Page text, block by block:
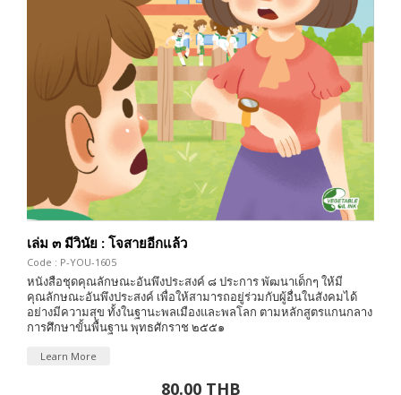
เล่ม ๓ มีวินัย : โจสายอีกแล้ว
Code : P-YOU-1605
หนังสือชุดคุณลักษณะอันพึงประสงค์ ๘ ประการ พัฒนาเด็กๆ ให้มี
คุณลักษณะอันพึงประสงค์ เพื่อให้สามารถอยู่ร่วมกับผู้อื่นในสังคมได้
อย่างมีความสุข ทั้งในฐานะพลเมืองและพลโลก ตามหลักสูตรแกนกลาง
การศึกษาขั้นพื้นฐาน พุทธศักราช ๒๕๕๑
Learn More
80.00 THB